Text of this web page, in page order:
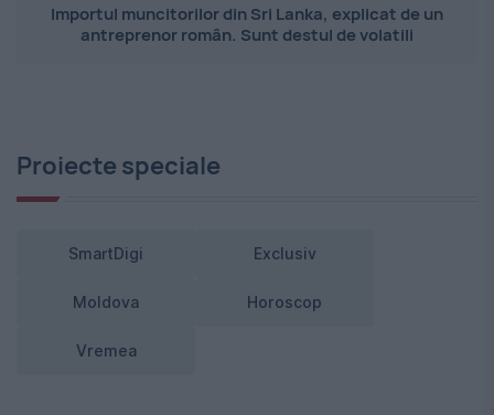
Importul muncitorilor din Sri Lanka, explicat de un
antreprenor român. Sunt destul de volatili
Proiecte speciale
SmartDigi Exclusiv
Moldova Horoscop
Vremea